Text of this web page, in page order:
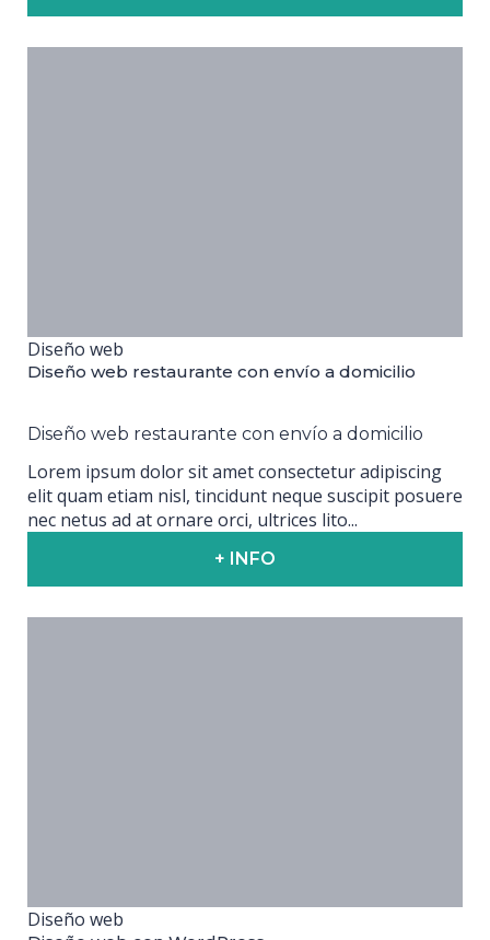
Diseño web
Diseño web restaurante con envío a domicilio
Diseño web restaurante con envío a domicilio
Lorem ipsum dolor sit amet consectetur adipiscing
elit quam etiam nisl, tincidunt neque suscipit posuere
nec netus ad at ornare orci, ultrices lito...
+ INFO
Diseño web